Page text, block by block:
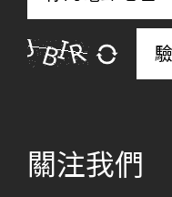
關注我們